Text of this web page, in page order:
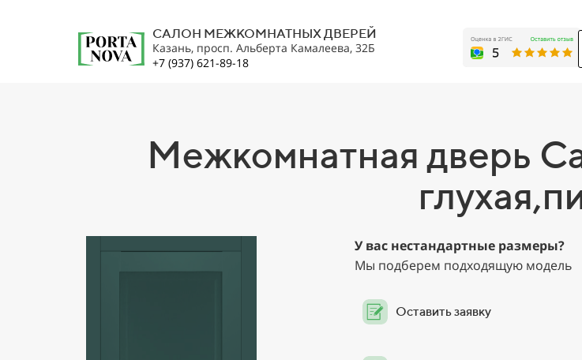
САЛОН МЕЖКОМНАТНЫХ ДВЕРЕЙ
Казань, просп. Альберта Камалеева, 32Б
+7 (937) 621-89-18
Межкомнатная дверь
У вас нестандартные размеры?
Мы подберем подходящую модель
Оставить заявку